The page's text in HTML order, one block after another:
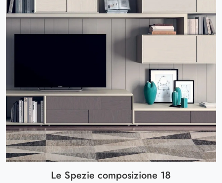
Le Spezie composizione 18